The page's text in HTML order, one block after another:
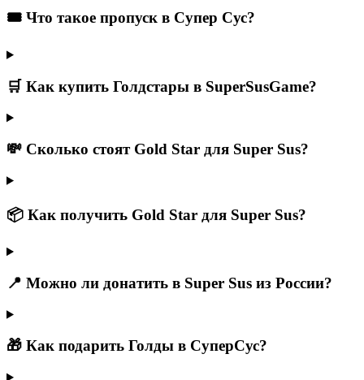
🎟️ Что такое пропуск в Супер Сус?
🛒 Как купить Голдстары в SuperSusGame?
💸 Сколько стоят Gold Star для Super Sus?
📦 Как получить Gold Star для Super Sus?
📍 Можно ли донатить в Super Sus из России?
🎁 Как подарить Голды в СуперСус?